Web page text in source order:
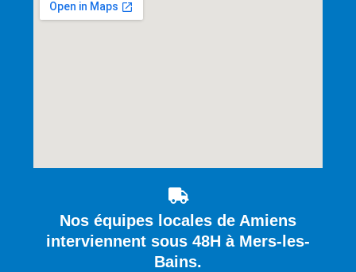
Nos équipes locales de Amiens
interviennent sous 48H à Mers-les-
Bains.